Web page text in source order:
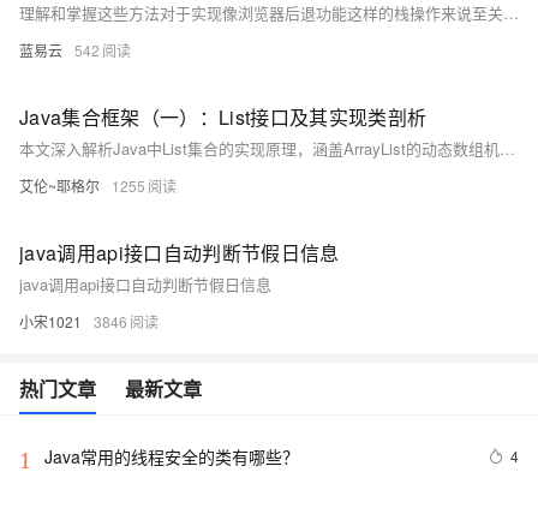
理解和掌握这些方法对于实现像浏览器后退功能这样的栈操作来说至关重要，它们能够帮助开发者编写既高效又稳定的应用程序。此外，在多线程环境中想保证线程安全，可以考虑使用ConcurrentLinkedDeque，它是Deque的线程安全版本，尽管它并未直接实现栈操作的方法，但是Deque的接口方法可以相对应地使用。
蓝易云 542
Java集合框架（一）：List接口及其实现类剖析
本文深入解析Java中List集合的实现原理，涵盖ArrayList的动态数组机制、LinkedList的链表结构、Vector与Stack的线程安全性及其不推荐使用的原因，对比了不同实现的性能与适用场景，帮助开发者根据实际需求选择合适的List实现。
艾伦~耶格尔 1255
java调用api接口自动判断节假日信息
java调用api接口自动判断节假日信息
小宋1021 3846
热门文章 最新文章
1 Java常用的线程安全的类有哪些？ 4